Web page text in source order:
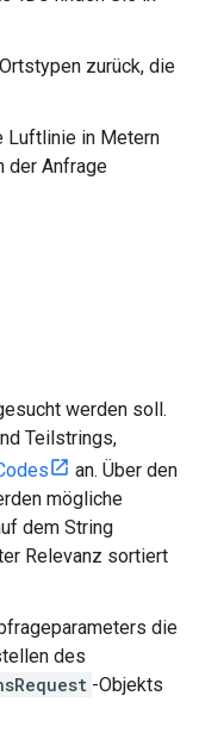
zurück, die
Luftlinie in Metern
der Anfrage
werden soll.
Teilstrings,
an. Über den
mögliche
dem String
Relevanz sortiert
die
des
-Objekts